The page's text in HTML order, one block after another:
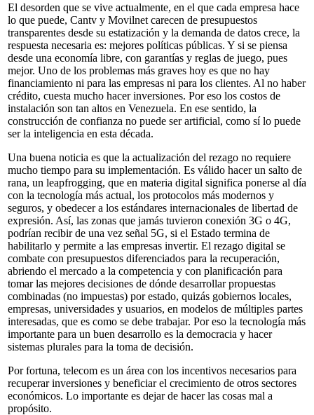
El desorden que se vive actualmente, en el que cada empresa hace
lo que puede, Cantv y Movilnet carecen de presupuestos
transparentes desde su estatización y la demanda de datos crece, la
respuesta necesaria es: mejores políticas públicas. Y si se piensa
desde una economía libre, con garantías y reglas de juego, pues
mejor. Uno de los problemas más graves hoy es que no hay
financiamiento ni para las empresas ni para los clientes. Al no haber
crédito, cuesta mucho hacer inversiones. Por eso los costos de
instalación son tan altos en Venezuela. En ese sentido, la
construcción de confianza no puede ser artificial, como sí lo puede
ser la inteligencia en esta década.
Una buena noticia es que la actualización del rezago no requiere
mucho tiempo para su implementación. Es válido hacer un salto de
rana, un leapfrogging, que en materia digital significa ponerse al día
con la tecnología más actual, los protocolos más modernos y
seguros, y obedecer a los estándares internacionales de libertad de
expresión. Así, las zonas que jamás tuvieron conexión 3G o 4G,
podrían recibir de una vez señal 5G, si el Estado termina de
habilitarlo y permite a las empresas invertir. El rezago digital se
combate con presupuestos diferenciados para la recuperación,
abriendo el mercado a la competencia y con planificación para
tomar las mejores decisiones de dónde desarrollar propuestas
combinadas (no impuestas) por estado, quizás gobiernos locales,
empresas, universidades y usuarios, en modelos de múltiples partes
interesadas, que es como se debe trabajar. Por eso la tecnología más
importante para un buen desarrollo es la democracia y hacer
sistemas plurales para la toma de decisión.
Por fortuna, telecom es un área con los incentivos necesarios para
recuperar inversiones y beneficiar el crecimiento de otros sectores
económicos. Lo importante es dejar de hacer las cosas mal a
propósito.